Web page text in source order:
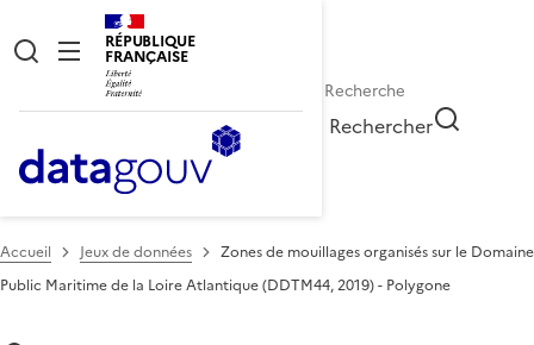
RÉPUBLIQUE
FRANÇAISE
Rechercher
Accueil Jeux de données
Zones de mouillages organisés sur le Domaine
Public Maritime de la Loire Atlantique (DDTM44, 2019) - Polygone